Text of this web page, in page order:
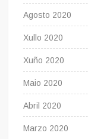
Agosto 2020
Xullo 2020
Xuño 2020
Maio 2020
Abril 2020
Marzo 2020